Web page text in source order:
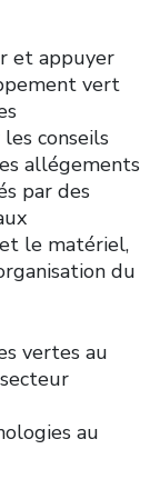
et appuyer
vert
conseils
allégements
par des
le matériel,
du
vertes au
au